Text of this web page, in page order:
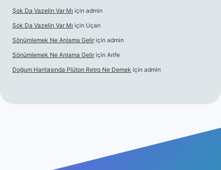
Şok Da Vazelin Var Mı için admin
Şok Da Vazelin Var Mı için Uçan
Sönümlemek Ne Anlama Gelir için admin
Sönümlemek Ne Anlama Gelir için Arife
Doğum Haritasında Plüton Retro Ne Demek için admin